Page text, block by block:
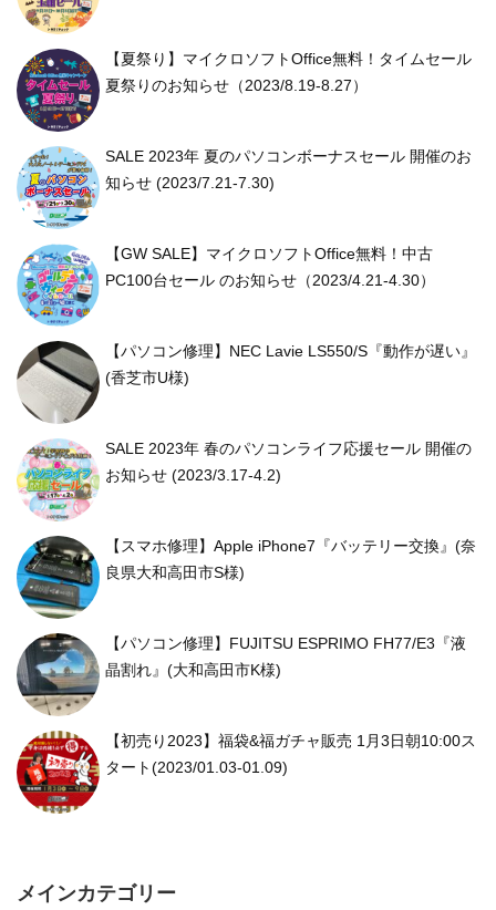
【夏祭り】マイクロソフトOffice無料！タイムセール
夏祭りのお知らせ（2023/8.19-8.27）
SALE 2023年 夏のパソコンボーナスセール 開催のお
知らせ (2023/7.21-7.30)
【GW SALE】マイクロソフトOffice無料！中古
PC100台セール のお知らせ（2023/4.21-4.30）
【パソコン修理】NEC Lavie LS550/S『動作が遅い』
(香芝市U様)
SALE 2023年 春のパソコンライフ応援セール 開催の
お知らせ (2023/3.17-4.2)
【スマホ修理】Apple iPhone7『バッテリー交換』(奈
良県大和高田市S様)
【パソコン修理】FUJITSU ESPRIMO FH77/E3『液
晶割れ』(大和高田市K様)
【初売り2023】福袋&福ガチャ販売 1月3日朝10:00ス
タート(2023/01.03-01.09)
メインカテゴリー